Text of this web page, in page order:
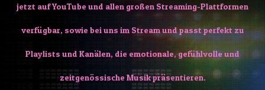
jetzt auf YouTube und allen großen Streaming-Plattformen
verfügbar, sowie bei uns im Stream und passt perfekt zu
Playlists und Kanälen, die emotionale, gefühlvolle und
zeitgenössische Musik präsentieren.